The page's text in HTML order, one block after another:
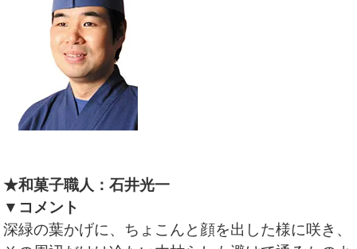
★和菓子職人：石井光一
▼コメント
深緑の葉かげに、ちょこんと顔を出した様に咲き、